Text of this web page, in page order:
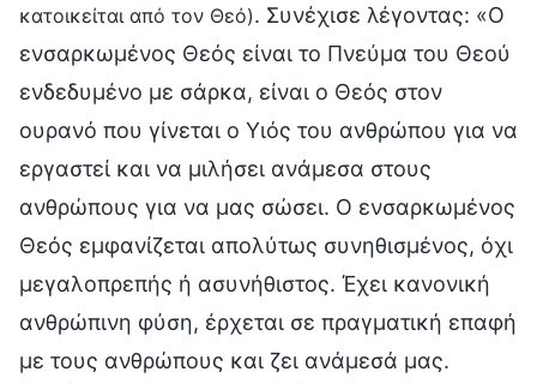
κατοικείται από τον Θεό). Συνέχισε λέγοντας: «Ο
ενσαρκωμένος Θεός είναι το Πνεύμα του Θεού
ενδεδυμένο με σάρκα, είναι ο Θεός στον
ουρανό που γίνεται ο Υιός του ανθρώπου για να
εργαστεί και να μιλήσει ανάμεσα στους
ανθρώπους για να μας σώσει. Ο ενσαρκωμένος
Θεός εμφανίζεται απολύτως συνηθισμένος, όχι
μεγαλοπρεπής ή ασυνήθιστος. Έχει κανονική
ανθρώπινη φύση, έρχεται σε πραγματική επαφή
με τους ανθρώπους και ζει ανάμεσά μας.